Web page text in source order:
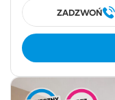
ZADZWOŃ